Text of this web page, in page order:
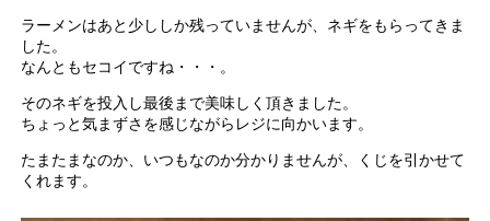
ラーメンはあと少ししか残っていませんが、ネギをもらってきま
した。
なんともセコイですね・・・。
そのネギを投入し最後まで美味しく頂きました。
ちょっと気まずさを感じながらレジに向かいます。
たまたまなのか、いつもなのか分かりませんが、くじを引かせて
くれます。